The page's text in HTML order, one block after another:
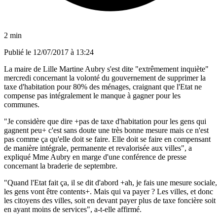
2 min
Publié le 12/07/2017 à 13:24
La maire de Lille Martine Aubry s'est dite "extrêmement inquiète"
mercredi concernant la volonté du gouvernement de supprimer la
taxe d'habitation pour 80% des ménages, craignant que l'Etat ne
compense pas intégralement le manque à gagner pour les
communes.
"Je considère que dire +pas de taxe d'habitation pour les gens qui
gagnent peu+ c'est sans doute une très bonne mesure mais ce n'est
pas comme ça qu'elle doit se faire. Elle doit se faire en compensant
de manière intégrale, permanente et revalorisée aux villes", a
expliqué Mme Aubry en marge d'une conférence de presse
concernant la braderie de septembre.
"Quand l'Etat fait ça, il se dit d'abord +ah, je fais une mesure sociale,
les gens vont être contents+. Mais qui va payer ? Les villes, et donc
les citoyens des villes, soit en devant payer plus de taxe foncière soit
en ayant moins de services", a-t-elle affirmé.